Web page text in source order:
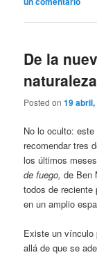
De la
naturaleza
Posted on19
No lo oculto:
recomendar tres
los últimos
de fuego,de Ben
todos de reciente
en un amplio
Existe un vínculo
allá de que se